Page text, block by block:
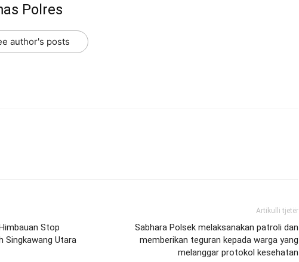
Polres
author's posts
Stop
Singkawang Utara
Artikulli tjetër
Sabhara Polsek melaksanakan patroli dan
memberikan teguran kepada warga yang
melanggar protokol kesehatan